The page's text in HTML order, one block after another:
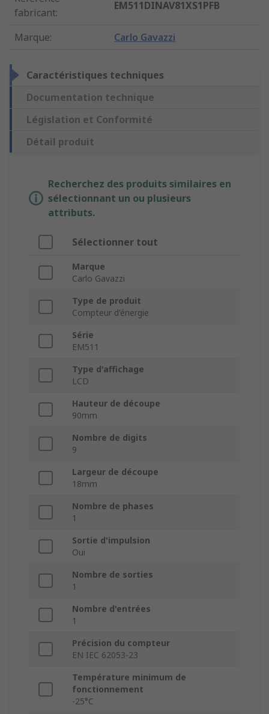
fabricant:
EM511DINAV81XS1PFB
Marque: Carlo Gavazzi
Caractéristiques techniques
Documentation technique
Législation et Conformité
Détail produit
Recherchez des produits similaires en
sélectionnant un ou plusieurs
attributs.
Sélectionner tout
Marque
Carlo Gavazzi
Type de produit
Compteur d'énergie
Série
EM511
Type d'affichage
LCD
Hauteur de découpe
90mm
Nombre de digits
9
Largeur de découpe
18mm
Nombre de phases
1
Sortie d'impulsion
Oui
Nombre de sorties
1
Nombre d'entrées
1
Précision du compteur
EN IEC 62053‑23
Température minimum de
fonctionnement
-25°C